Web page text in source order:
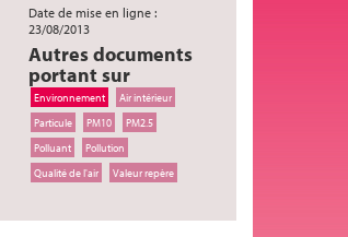
Date de mise en ligne :
23/08/2013
Autres documents
portant sur
Environnement
Air intérieur
Particule
PM10
PM2.5
Polluant
Pollution
Qualité de l'air
Valeur repère